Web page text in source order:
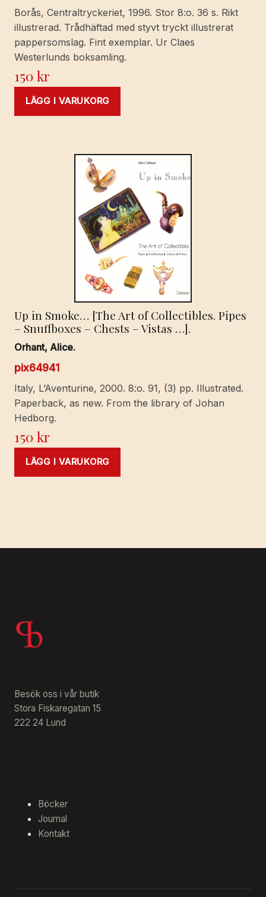
Borås, Centraltryckeriet, 1996. Stor 8:o. 36 s. Rikt
illustrerad. Trådhäftad med styvt tryckt illustrerat
pappersomslag. Fint exemplar. Ur Claes
Westerlunds boksamling.
150kr
LÄGG I VARUKORG
Up in Smoke… [The Art of Collectibles. Pipes
– Snuffboxes – Chests – Vistas …].
Orhant, Alice.
pix64941
Italy, L’Aventurine, 2000. 8:o. 91, (3) pp. Illustrated.
Paperback, as new. From the library of Johan
Hedborg.
150kr
LÄGG I VARUKORG
Besök oss i vår butik
Stora Fiskaregatan 15
222 24 Lund
Böcker
Journal
Kontakt